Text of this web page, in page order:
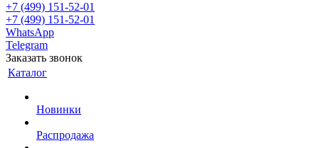
+7 (499) 151-52-01
+7 (499) 151-52-01
WhatsApp
Telegram
Заказать звонок
Каталог
Новинки
Распродажа